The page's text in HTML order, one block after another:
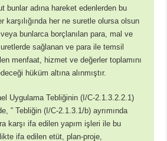
bunlar adına hareket edenlerden bu
karşılığında her ne suretle olursa olsun
veya bunlarca borçlanılan para, mal ve
sağlanan ve para ile temsil
menfaat, hizmet ve değerler toplamını
hüküm altına alınmıştır.
Uygulama Tebliğinin (I/C-2.1.3.2.2.1)
” Tebliğin (I/C-2.1.3.1/b) ayrımında
karşı ifa edilen yapım işleri ile bu
ifa edilen etüt, plan-proje,